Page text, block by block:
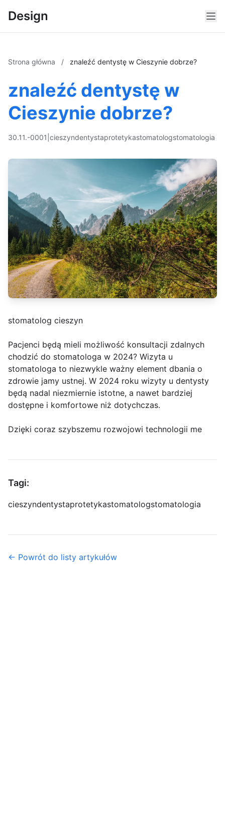
Design
Strona główna / znaleźć dentystę w Cieszynie dobrze?
znaleźć dentystę w
Cieszynie dobrze?
30.11.-0001 cieszyndentystaprotetykastomatologstomatologia
stomatolog cieszyn
Pacjenci będą mieli możliwość konsultacji zdalnych
chodzić do stomatologa w 2024? Wizyta u
stomatologa to niezwykle ważny element dbania o
zdrowie jamy ustnej. W 2024 roku wizyty u dentysty
będą nadal niezmiernie istotne, a nawet bardziej
dostępne i komfortowe niż dotychczas.
Dzięki coraz szybszemu rozwojowi technologii me
Tagi:
cieszyndentystaprotetykastomatologstomatologia
← Powrót do listy artykułów